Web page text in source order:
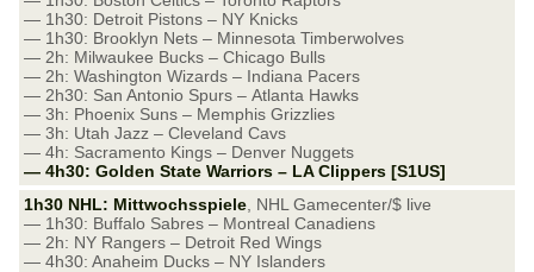
— 1h30: Detroit Pistons – NY Knicks
— 1h30: Brooklyn Nets – Minnesota Timberwolves
— 2h: Milwaukee Bucks – Chicago Bulls
— 2h: Washington Wizards – Indiana Pacers
— 2h30: San Antonio Spurs – Atlanta Hawks
— 3h: Phoenix Suns – Memphis Grizzlies
— 3h: Utah Jazz – Cleveland Cavs
— 4h: Sacramento Kings – Denver Nuggets
— 4h30: Golden State Warriors – LA Clippers [S1US]
1h30 NHL: Mittwochsspiele , NHL Gamecenter/$ live
— 1h30: Buffalo Sabres – Montreal Canadiens
— 2h: NY Rangers – Detroit Red Wings
— 4h30: Anaheim Ducks – NY Islanders